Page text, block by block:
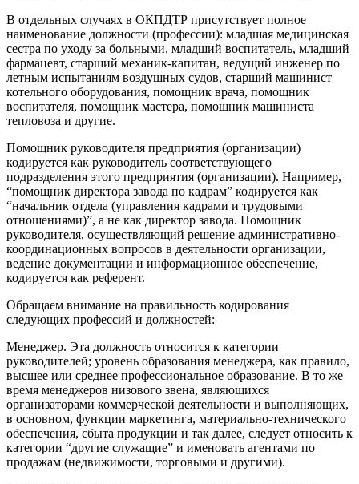
В отдельных случаях в ОКПДТР присутствует полное
наименование должности (профессии): младшая медицинская
сестра по уходу за больными, младший воспитатель, младший
фармацевт, старший механик-капитан, ведущий инженер по
летным испытаниям воздушных судов, старший машинист
котельного оборудования, помощник врача, помощник
воспитателя, помощник мастера, помощник машиниста
тепловоза и другие.
Помощник руководителя предприятия (организации)
кодируется как руководитель соответствующего
подразделения этого предприятия (организации). Например,
“помощник директора завода по кадрам” кодируется как
“начальник отдела (управления кадрами и трудовыми
отношениями)”, а не как директор завода. Помощник
руководителя, осуществляющий решение административно-
координационных вопросов в деятельности организации,
ведение документации и информационное обеспечение,
кодируется как референт.
Обращаем внимание на правильность кодирования
следующих профессий и должностей:
Менеджер. Эта должность относится к категории
руководителей; уровень образования менеджера, как правило,
высшее или среднее профессиональное образование. В то же
время менеджеров низового звена, являющихся
организаторами коммерческой деятельности и выполняющих,
в основном, функции маркетинга, материально-технического
обеспечения, сбыта продукции и так далее, следует относить к
категории “другие служащие” и именовать агентами по
продажам (недвижимости, торговыми и другими).